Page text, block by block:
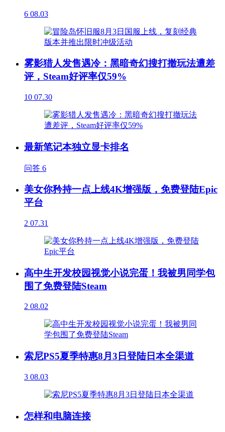
6 08.03
雾影猎人发售遇冷：黑暗奇幻搜打撤玩法遭差
评，Steam好评率仅59%
10 07.30
最新笔记本独立显卡排名
问答 6
美女你矜持一点上线4K增强版，免费登陆Epic
平台
2 07.31
高中生开发校园视觉小说完蛋！我被男同学包
围了免费登陆Steam
2 08.02
索尼PS5夏季特惠8月3日登陆日本全渠道
3 08.03
怎样和电脑连接